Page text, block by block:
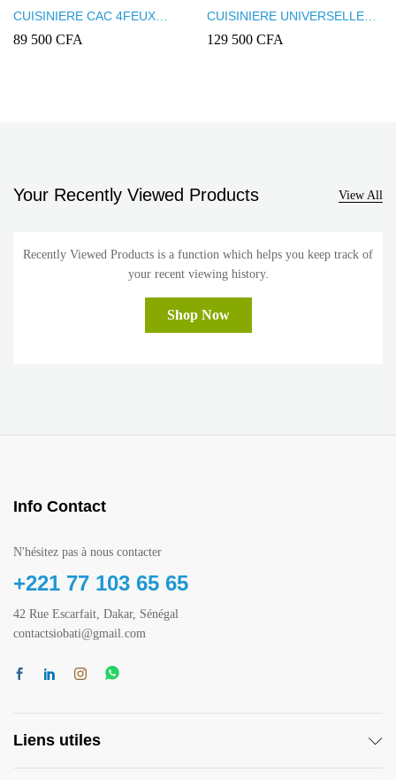
CUISINIERE CAC 4FEUX
50X50 FULL OPTION INOX
CAC50F
89 500 CFA
CUISINIERE UNIVERSELLE
4FEUX 60X60 INOX U5508
129 500 CFA
Your Recently Viewed Products View All
Recently Viewed Products is a function which helps you keep track of
your recent viewing history.
Shop Now
Info Contact
N'hésitez pas à nous contacter
+221 77 103 65 65
42 Rue Escarfait, Dakar, Sénégal
contactsiobati@gmail.com
Liens utiles